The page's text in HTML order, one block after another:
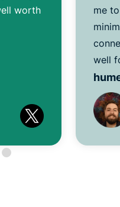
worth
me
well